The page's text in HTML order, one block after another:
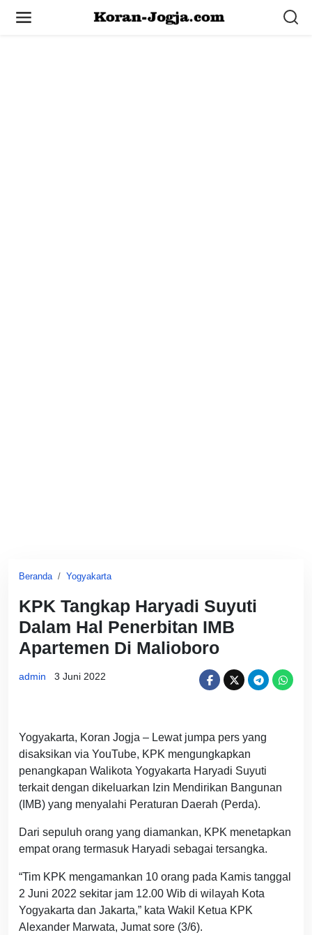
Beranda Yogyakarta
KPK Tangkap Haryadi Suyuti
Dalam Hal Penerbitan IMB
Apartemen Di Malioboro
admin 3 Juni 2022
Yogyakarta, Koran Jogja – Lewat jumpa pers yang
disaksikan via YouTube, KPK mengungkapkan
penangkapan Walikota Yogyakarta Haryadi Suyuti
terkait dengan dikeluarkan Izin Mendirikan Bangunan
(IMB) yang menyalahi Peraturan Daerah (Perda).
Dari sepuluh orang yang diamankan, KPK menetapkan
empat orang termasuk Haryadi sebagai tersangka.
“Tim KPK mengamankan 10 orang pada Kamis tanggal
2 Juni 2022 sekitar jam 12.00 Wib di wilayah Kota
Yogyakarta dan Jakarta,” kata Wakil Ketua KPK
Alexander Marwata, Jumat sore (3/6).